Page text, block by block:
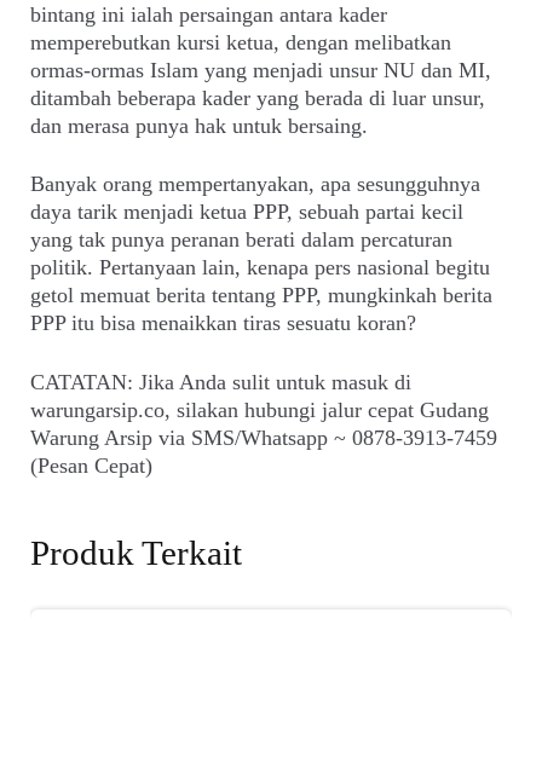
bintang ini ialah persaingan antara kader
memperebutkan kursi ketua, dengan melibatkan
ormas-ormas Islam yang menjadi unsur NU dan MI,
ditambah beberapa kader yang berada di luar unsur,
dan merasa punya hak untuk bersaing.
Banyak orang mempertanyakan, apa sesungguhnya
daya tarik menjadi ketua PPP, sebuah partai kecil
yang tak punya peranan berati dalam percaturan
politik. Pertanyaan lain, kenapa pers nasional begitu
getol memuat berita tentang PPP, mungkinkah berita
PPP itu bisa menaikkan tiras sesuatu koran?
CATATAN: Jika Anda sulit untuk masuk di
warungarsip.co, silakan hubungi jalur cepat Gudang
Warung Arsip via SMS/Whatsapp ~ 0878-3913-7459
(Pesan Cepat)
Produk Terkait